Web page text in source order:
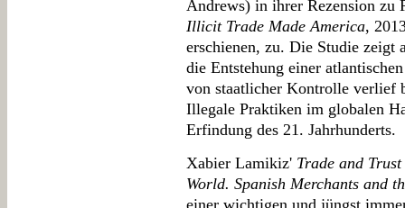
Andrews) in ihrer Rezension zu
Illicit Trade Made America,
erschienen, zu. Die Studie zeigt
die Entstehung einer
von staatlicher Kontrolle verlief
Illegale Praktiken im globalen
Erfindung des 21. Jahrhunderts.
Xabier Lamikiz' Trade and
World. Spanish Merchants and